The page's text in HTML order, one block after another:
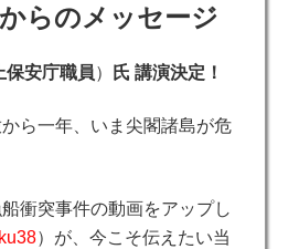
らのメッセージ
保安庁職員） 氏 講演決定！
から一年、いま尖閣諸島が危
衝突事件の動画をアップし
）が、今こそ伝えたい当